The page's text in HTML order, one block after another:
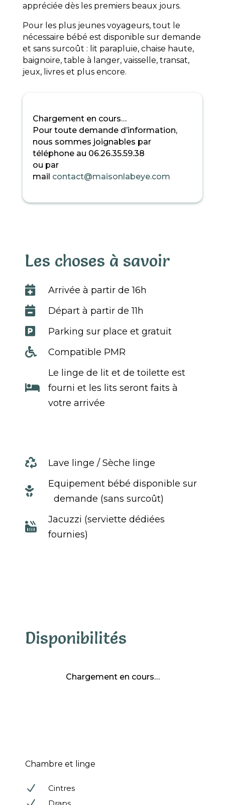
appréciée dès les premiers beaux jours.
Pour les plus jeunes voyageurs, tout le
nécessaire bébé est disponible sur demande
et sans surcoût : lit parapluie, chaise haute,
baignoire, table à langer, vaisselle, transat,
jeux, livres et plus encore.
Chargement en cours…
Pour toute demande d’information,
nous sommes joignables par
téléphone au 06.26.35.59.38
ou par
mail contact@maisonlabeye.com
Les choses à savoir
 Arrivée à partir de 16h
 Départ à partir de 11h
 Parking sur place et gratuit
 Compatible PMR

Le linge de lit et de toilette est
fourni et les lits seront faits à
votre arrivée
 Lave linge / Sèche linge

Equipement bébé disponible sur
demande (sans surcoût)

Jacuzzi (serviette dédiées
fournies)
Disponibilités
Chargement en cours…
Chambre et linge
N Cintres